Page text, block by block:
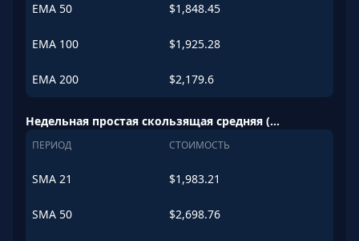
EMA 50 $1,848.45
EMA 100 $1,925.28
EMA 200 $2,179.6
Недельная простая скользящая средняя (SMA)
ПЕРИОД СТОИМОСТЬ
SMA 21 $1,983.21
SMA 50 $2,698.76